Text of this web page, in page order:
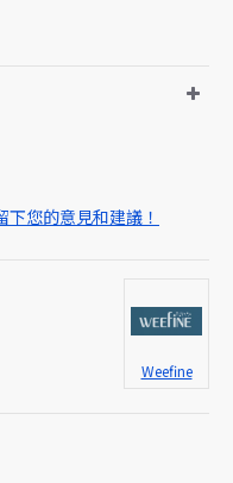
您的意見和建議！
Weefine